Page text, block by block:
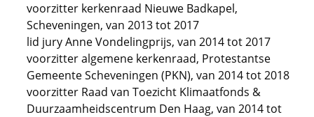
voorzitter kerkenraad Nieuwe Badkapel,
Scheveningen, van 2013 tot 2017
lid jury Anne Vondelingprijs, van 2014 tot 2017
voorzitter algemene kerkenraad, Protestantse
Gemeente Scheveningen (PKN), van 2014 tot 2018
voorzitter Raad van Toezicht Klimaatfonds &
Duurzaamheidscentrum Den Haag, van 2014 tot